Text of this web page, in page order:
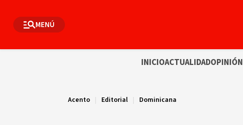
MENÚ
INICIOACTUALIDADOPINIÓN
Acento | Editorial | Dominicana